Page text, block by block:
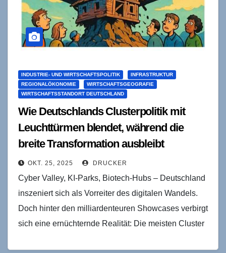
INDUSTRIE- UND WIRTSCHAFTSPOLITIK
INFRASTRUKTUR
REGIONALÖKONOMIE
WIRTSCHAFTSGEOGRAFIE
WIRTSCHAFTSSTANDORT DEUTSCHLAND
Wie Deutschlands Clusterpolitik mit
Leuchttürmen blendet, während die
breite Transformation ausbleibt
OKT. 25, 2025 DRUCKER
Cyber Valley, KI-Parks, Biotech-Hubs – Deutschland
inszeniert sich als Vorreiter des digitalen Wandels.
Doch hinter den milliardenteuren Showcases verbirgt
sich eine ernüchternde Realität: Die meisten Cluster